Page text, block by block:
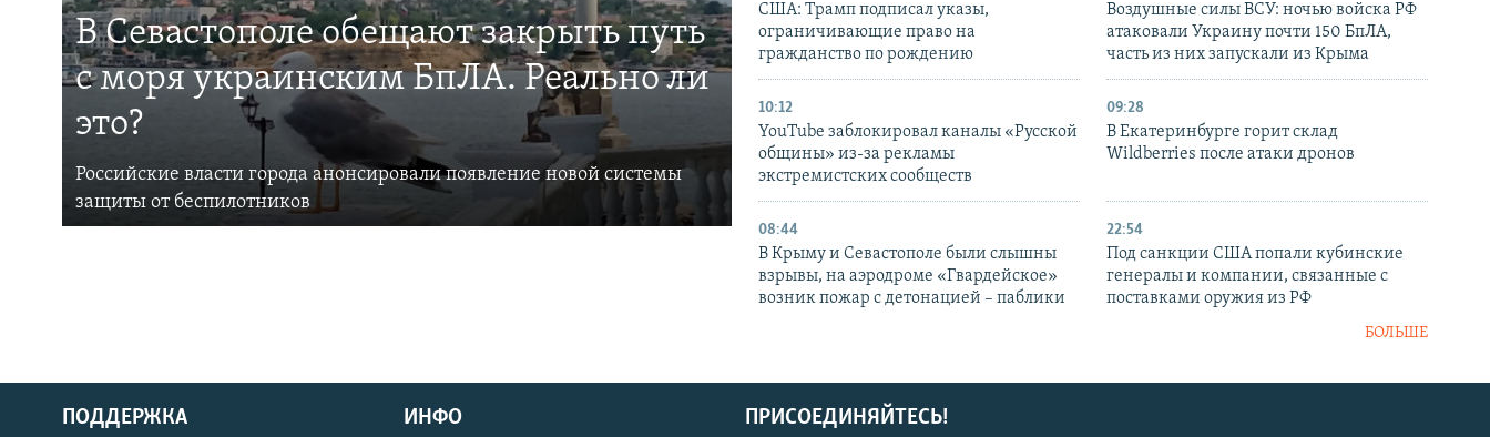
В Севастополе обещают закрыть путь
с моря украинским БпЛА. Реально ли
это?
Российские власти города анонсировали появление новой системы
защиты от беспилотников
США: Трамп подписал указы,
ограничивающие право на
гражданство по рождению
Воздушные силы ВСУ: ночью войска РФ
атаковали Украину почти 150 БпЛА,
часть из них запускали из Крыма
10:12
YouTube заблокировал каналы «Русской
общины» из-за рекламы
экстремистских сообществ
09:28
В Екатеринбурге горит склад
Wildberries после атаки дронов
08:44
В Крыму и Севастополе были слышны
взрывы, на аэродроме «Гвардейское»
возник пожар с детонацией – паблики
22:54
Под санкции США попали кубинские
генералы и компании, связанные с
поставками оружия из РФ
БОЛЬШЕ
ПРИСОЕДИНЯЙТЕСЬ!
ПОДДЕРЖКА ИНФО